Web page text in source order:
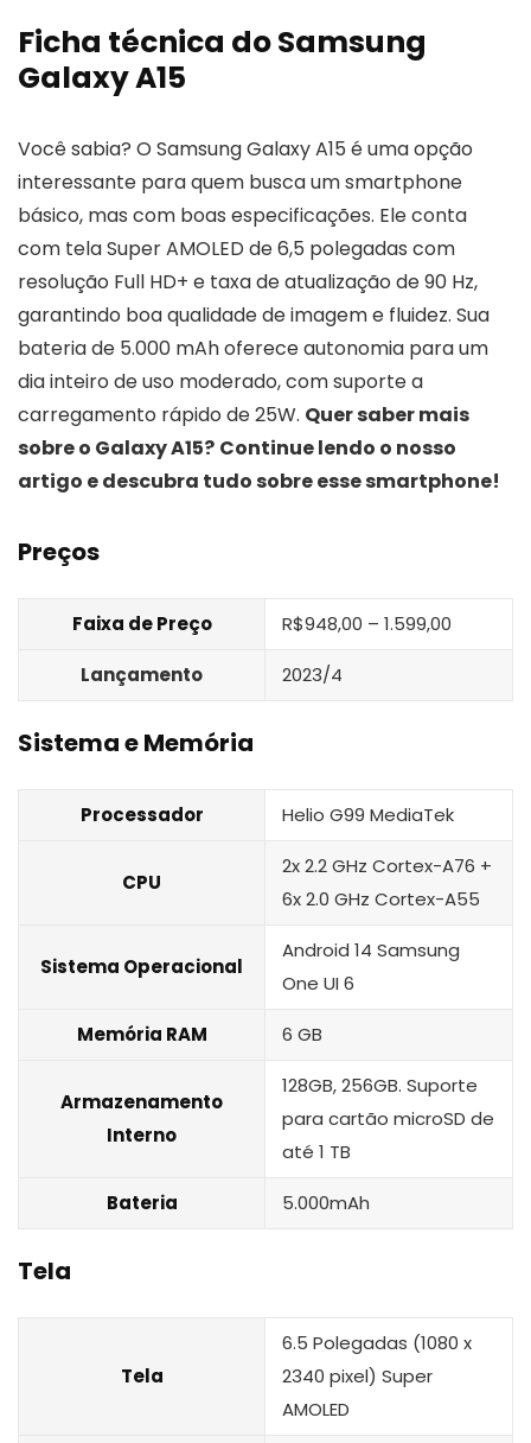
Ficha técnica do Samsung
Galaxy A15
Você sabia? O Samsung Galaxy A15 é uma opção
interessante para quem busca um smartphone
básico, mas com boas especificações. Ele conta
com tela Super AMOLED de 6,5 polegadas com
resolução Full HD+ e taxa de atualização de 90 Hz,
garantindo boa qualidade de imagem e fluidez. Sua
bateria de 5.000 mAh oferece autonomia para um
dia inteiro de uso moderado, com suporte a
carregamento rápido de 25W. Quer saber mais
sobre o Galaxy A15? Continue lendo o nosso
artigo e descubra tudo sobre esse smartphone!
Preços
Faixa de Preço R$948,00 – 1.599,00
Lançamento 2023/4
Sistema e Memória
Processador Helio G99 MediaTek
CPU
2x 2.2 GHz Cortex-A76 +
6x 2.0 GHz Cortex-A55
Sistema Operacional
Android 14 Samsung
One UI 6
Memória RAM 6 GB
Armazenamento
Interno
128GB, 256GB. Suporte
para cartão microSD de
até 1 TB
Bateria 5.000mAh
Tela
Tela
6.5 Polegadas (1080 x
2340 pixel) Super
AMOLED